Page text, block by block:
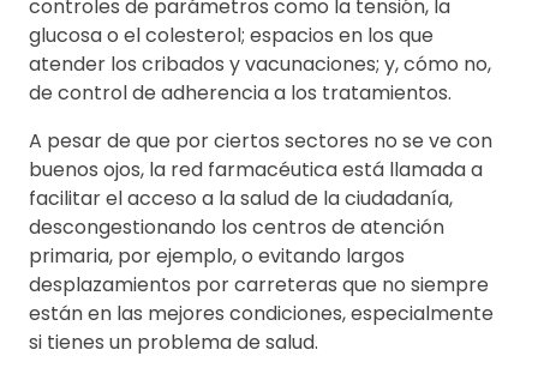
controles de parámetros como la tensión, la
glucosa o el colesterol; espacios en los que
atender los cribados y vacunaciones; y, cómo no,
de control de adherencia a los tratamientos.
A pesar de que por ciertos sectores no se ve con
buenos ojos, la red farmacéutica está llamada a
facilitar el acceso a la salud de la ciudadanía,
descongestionando los centros de atención
primaria, por ejemplo, o evitando largos
desplazamientos por carreteras que no siempre
están en las mejores condiciones, especialmente
si tienes un problema de salud.